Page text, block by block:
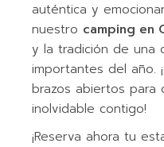
auténtica y
nuestro camping en
y la tradición de una
importantes del año.
brazos abiertos para
inolvidable contigo!
¡Reserva ahora tu